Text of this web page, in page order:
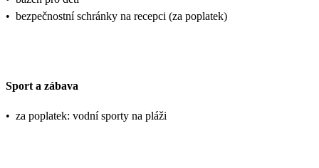
• bezpečnostní schránky na recepci (za poplatek)
Sport a zábava
• za poplatek: vodní sporty na pláži